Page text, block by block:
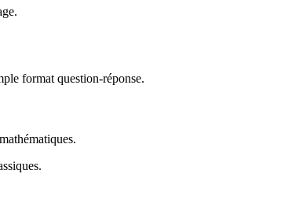
format question-réponse.